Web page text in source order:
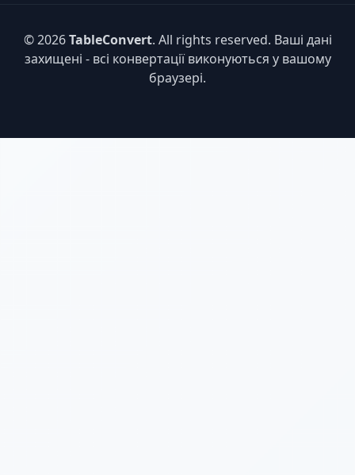
© 2026TableConvert. All rights reserved. Ваші дані
захищені - всі конвертації виконуються у вашому
браузері.